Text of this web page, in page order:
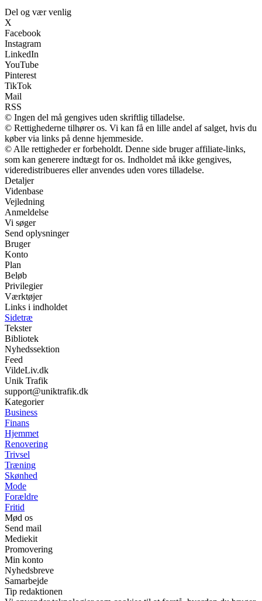
Del og vær venlig
X
Facebook
Instagram
LinkedIn
YouTube
Pinterest
TikTok
Mail
RSS
© Ingen del må gengives uden skriftlig tilladelse.
© Rettighederne tilhører os. Vi kan få en lille andel af salget, hvis du
køber via links på denne hjemmeside.
© Alle rettigheder er forbeholdt. Denne side bruger affiliate-links,
som kan generere indtægt for os. Indholdet må ikke gengives,
videredistribueres eller anvendes uden vores tilladelse.
Detaljer
Videnbase
Vejledning
Anmeldelse
Vi søger
Send oplysninger
Bruger
Konto
Plan
Beløb
Privilegier
Værktøjer
Links i indholdet
Sidetræ
Tekster
Bibliotek
Nyhedssektion
Feed
VildeLiv.dk
Unik Trafik
support@uniktrafik.dk
Kategorier
Business
Finans
Hjemmet
Renovering
Trivsel
Træning
Skønhed
Mode
Forældre
Fritid
Mød os
Send mail
Mediekit
Promovering
Min konto
Nyhedsbreve
Samarbejde
Tip redaktionen